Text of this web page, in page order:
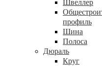
Швеллер
профиль
Шина
Полоса
Дюраль
Круг